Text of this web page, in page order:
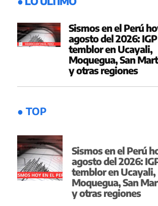
Sismos en el Perú
agosto del 2026:
temblor en Ucayali,
Moquegua, San
y otras regiones
● TOP
Sismos en el Perú
agosto del 2026:
temblor en Ucayali,
Moquegua, San
y otras regiones